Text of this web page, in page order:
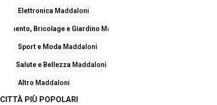
Elettronica Maddaloni
Bricolage e Giardino Maddaloni
Sport e Moda Maddaloni
Salute e Bellezza Maddaloni
Altro Maddaloni
CITTÀ PIÙ POPOLARI